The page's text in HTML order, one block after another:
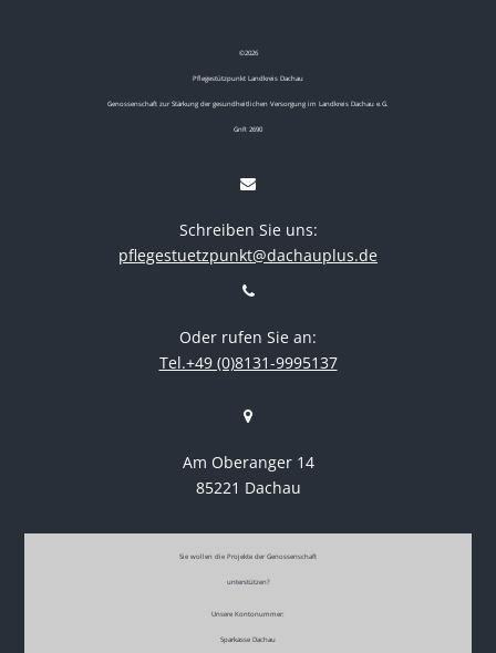
©2026
Pflegestützpunkt Landkreis Dachau
Genossenschaft zur Stärkung der gesundheitlichen Versorgung im Landkreis Dachau e.G.
GnR 2690
Schreiben Sie uns:
pflegestuetzpunkt@dachauplus.de
Oder rufen Sie an:
Tel.+49 (0)8131-9995137
Am Oberanger 14
85221 Dachau
Sie wollen die Projekte der Genossenschaft
unterstützen?
Unsere Kontonummer:
Sparkasse Dachau